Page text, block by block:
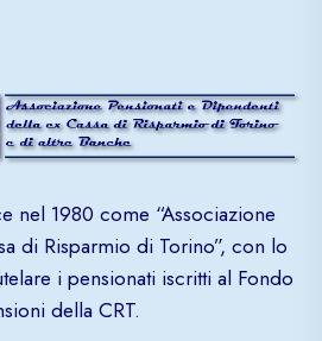
nel 1980 come “Associazione
di Risparmio di Torino”, con lo
i pensionati iscritti al Fondo
della CRT.